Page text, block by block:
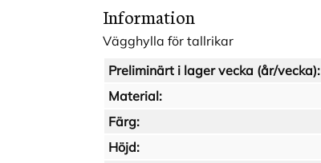
Information
Vägghylla för tallrikar
Preliminärt i lager vecka (år/vecka):
Material:
Färg:
Höjd: